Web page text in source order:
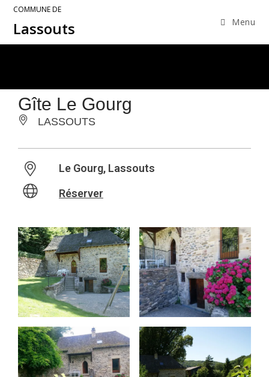
COMMUNE DE
Lassouts Menu
Gîte Le Gourg
LASSOUTS
Le Gourg, Lassouts
Réserver